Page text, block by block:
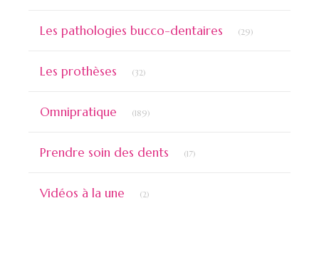
Les pathologies bucco-dentaires (29)
Les prothèses (32)
Omnipratique (189)
Prendre soin des dents (17)
Vidéos à la une (2)